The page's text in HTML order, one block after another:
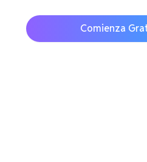
Comienza